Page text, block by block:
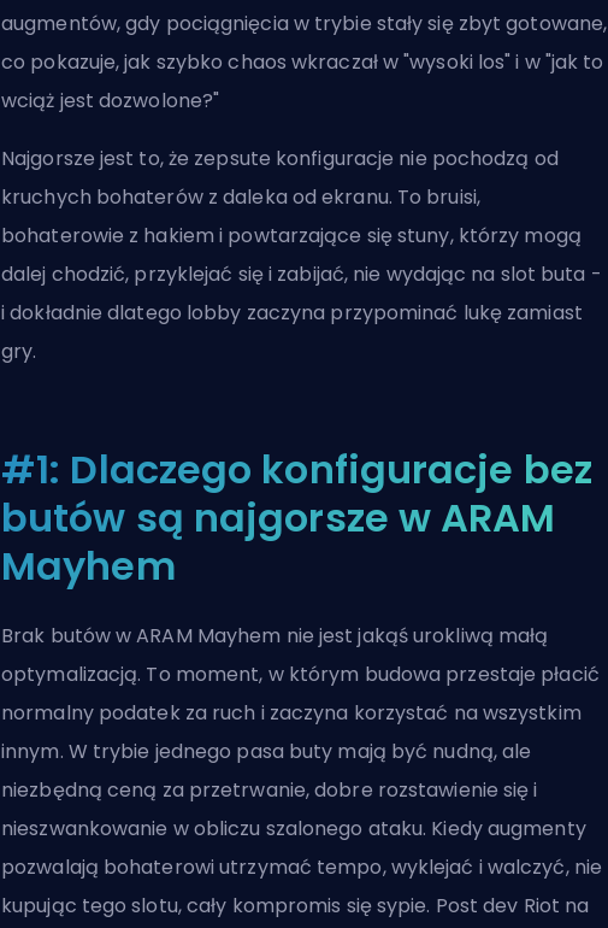
augmentów, gdy pociągnięcia w trybie stały się zbyt gotowane,
co pokazuje, jak szybko chaos wkraczał w "wysoki los" i w "jak to
wciąż jest dozwolone?"
Najgorsze jest to, że zepsute konfiguracje nie pochodzą od
kruchych bohaterów z daleka od ekranu. To bruisi,
bohaterowie z hakiem i powtarzające się stuny, którzy mogą
dalej chodzić, przyklejać się i zabijać, nie wydając na slot buta -
i dokładnie dlatego lobby zaczyna przypominać lukę zamiast
gry.
#1: Dlaczego konfiguracje bez
butów są najgorsze w ARAM
Mayhem
Brak butów w ARAM Mayhem nie jest jakąś urokliwą małą
optymalizacją. To moment, w którym budowa przestaje płacić
normalny podatek za ruch i zaczyna korzystać na wszystkim
innym. W trybie jednego pasa buty mają być nudną, ale
niezbędną ceną za przetrwanie, dobre rozstawienie się i
nieszwankowanie w obliczu szalonego ataku. Kiedy augmenty
pozwalają bohaterowi utrzymać tempo, wyklejać i walczyć, nie
kupując tego slotu, cały kompromis się sypie. Post dev Riot na